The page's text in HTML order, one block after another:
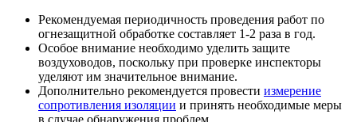
Рекомендуемая периодичность проведения работ по
огнезащитной обработке составляет 1-2 раза в год.
Особое внимание необходимо уделить защите
воздуховодов, поскольку при проверке инспекторы
уделяют им значительное внимание.
Дополнительно рекомендуется провести измерение
сопротивления изоляции и принять необходимые меры
в случае обнаружения проблем.